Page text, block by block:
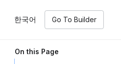
한국어 Go To Builder
On this Page